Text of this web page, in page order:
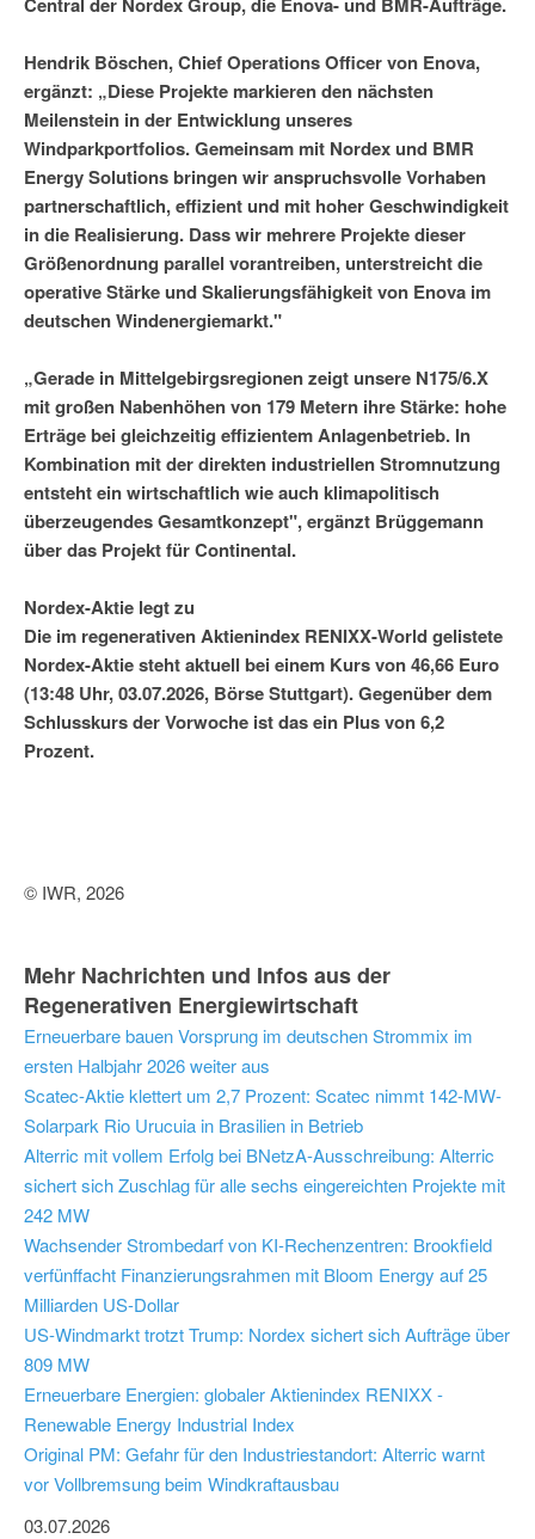
Hendrik Böschen, Chief Operations Officer von Enova,
ergänzt: „Diese Projekte markieren den nächsten
Meilenstein in der Entwicklung unseres
Windparkportfolios. Gemeinsam mit Nordex und BMR
Energy Solutions bringen wir anspruchsvolle Vorhaben
partnerschaftlich, effizient und mit hoher Geschwindigkeit
in die Realisierung. Dass wir mehrere Projekte dieser
Größenordnung parallel vorantreiben, unterstreicht die
operative Stärke und Skalierungsfähigkeit von Enova im
deutschen Windenergiemarkt."
„Gerade in Mittelgebirgsregionen zeigt unsere N175/6.X
mit großen Nabenhöhen von 179 Metern ihre Stärke: hohe
Erträge bei gleichzeitig effizientem Anlagenbetrieb. In
Kombination mit der direkten industriellen Stromnutzung
entsteht ein wirtschaftlich wie auch klimapolitisch
überzeugendes Gesamtkonzept", ergänzt Brüggemann
über das Projekt für Continental.
Nordex-Aktie legt zu
Die im regenerativen Aktienindex RENIXX-World gelistete
Nordex-Aktie steht aktuell bei einem Kurs von 46,66 Euro
(13:48 Uhr, 03.07.2026, Börse Stuttgart). Gegenüber dem
Schlusskurs der Vorwoche ist das ein Plus von 6,2
Prozent.
© IWR, 2026
Mehr Nachrichten und Infos aus der
Regenerativen Energiewirtschaft
Erneuerbare bauen Vorsprung im deutschen Strommix im
ersten Halbjahr 2026 weiter aus
Scatec-Aktie klettert um 2,7 Prozent: Scatec nimmt 142-MW-
Solarpark Rio Urucuia in Brasilien in Betrieb
Alterric mit vollem Erfolg bei BNetzA-Ausschreibung: Alterric
sichert sich Zuschlag für alle sechs eingereichten Projekte mit
242 MW
Wachsender Strombedarf von KI-Rechenzentren: Brookfield
verfünffacht Finanzierungsrahmen mit Bloom Energy auf 25
Milliarden US-Dollar
US-Windmarkt trotzt Trump: Nordex sichert sich Aufträge über
809 MW
Erneuerbare Energien: globaler Aktienindex RENIXX -
Renewable Energy Industrial Index
Original PM: Gefahr für den Industriestandort: Alterric warnt
vor Vollbremsung beim Windkraftausbau
03.07.2026